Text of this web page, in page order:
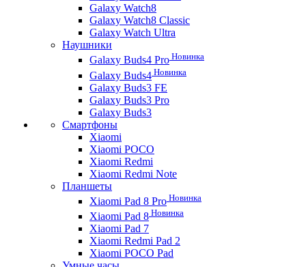
Galaxy Watch8
Galaxy Watch8 Classic
Galaxy Watch Ultra
Наушники
Galaxy Buds4 Pro Новинка
Galaxy Buds4 Новинка
Galaxy Buds3 FE
Galaxy Buds3 Pro
Galaxy Buds3
Смартфоны
Xiaomi
Xiaomi POCO
Xiaomi Redmi
Xiaomi Redmi Note
Планшеты
Xiaomi Pad 8 Pro Новинка
Xiaomi Pad 8 Новинка
Xiaomi Pad 7
Xiaomi Redmi Pad 2
Xiaomi POCO Pad